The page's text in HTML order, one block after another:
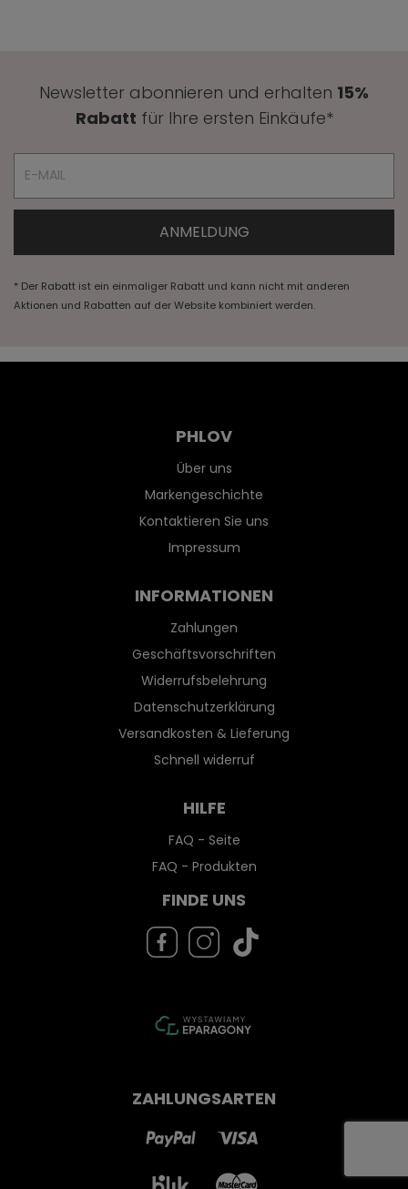
Newsletter abonnieren und erhalten 15%
Rabatt für Ihre ersten Einkäufe*
* Der Rabatt ist ein einmaliger Rabatt und kann nicht mit anderen
Aktionen und Rabatten auf der Website kombiniert werden.
PHLOV
Über uns
Markengeschichte
Kontaktieren Sie uns
Impressum
INFORMATIONEN
Zahlungen
Geschäftsvorschriften
Widerrufsbelehrung
Datenschutzerklärung
Versandkosten & Lieferung
Schnell widerruf
HILFE
FAQ - Seite
FAQ - Produkten
FINDE UNS
ZAHLUNGSARTEN